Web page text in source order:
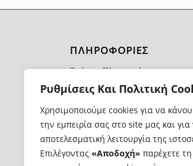
Ρυθμίσεις Και Πολιτική
Χρησιμοποιούμε cookies για να
την εμπειρία σας στο site μας και
αποτελεσματική λειτουργία της
Επιλέγοντας «Αποδοχή» παρέχετε
ΠΛΗΡΟΦΟΡΙΕΣ
Τρόποι Πληρωμής
Τρόποι και Κόστος
Επιστροφές Προϊόντων
Όροι Χρήσης